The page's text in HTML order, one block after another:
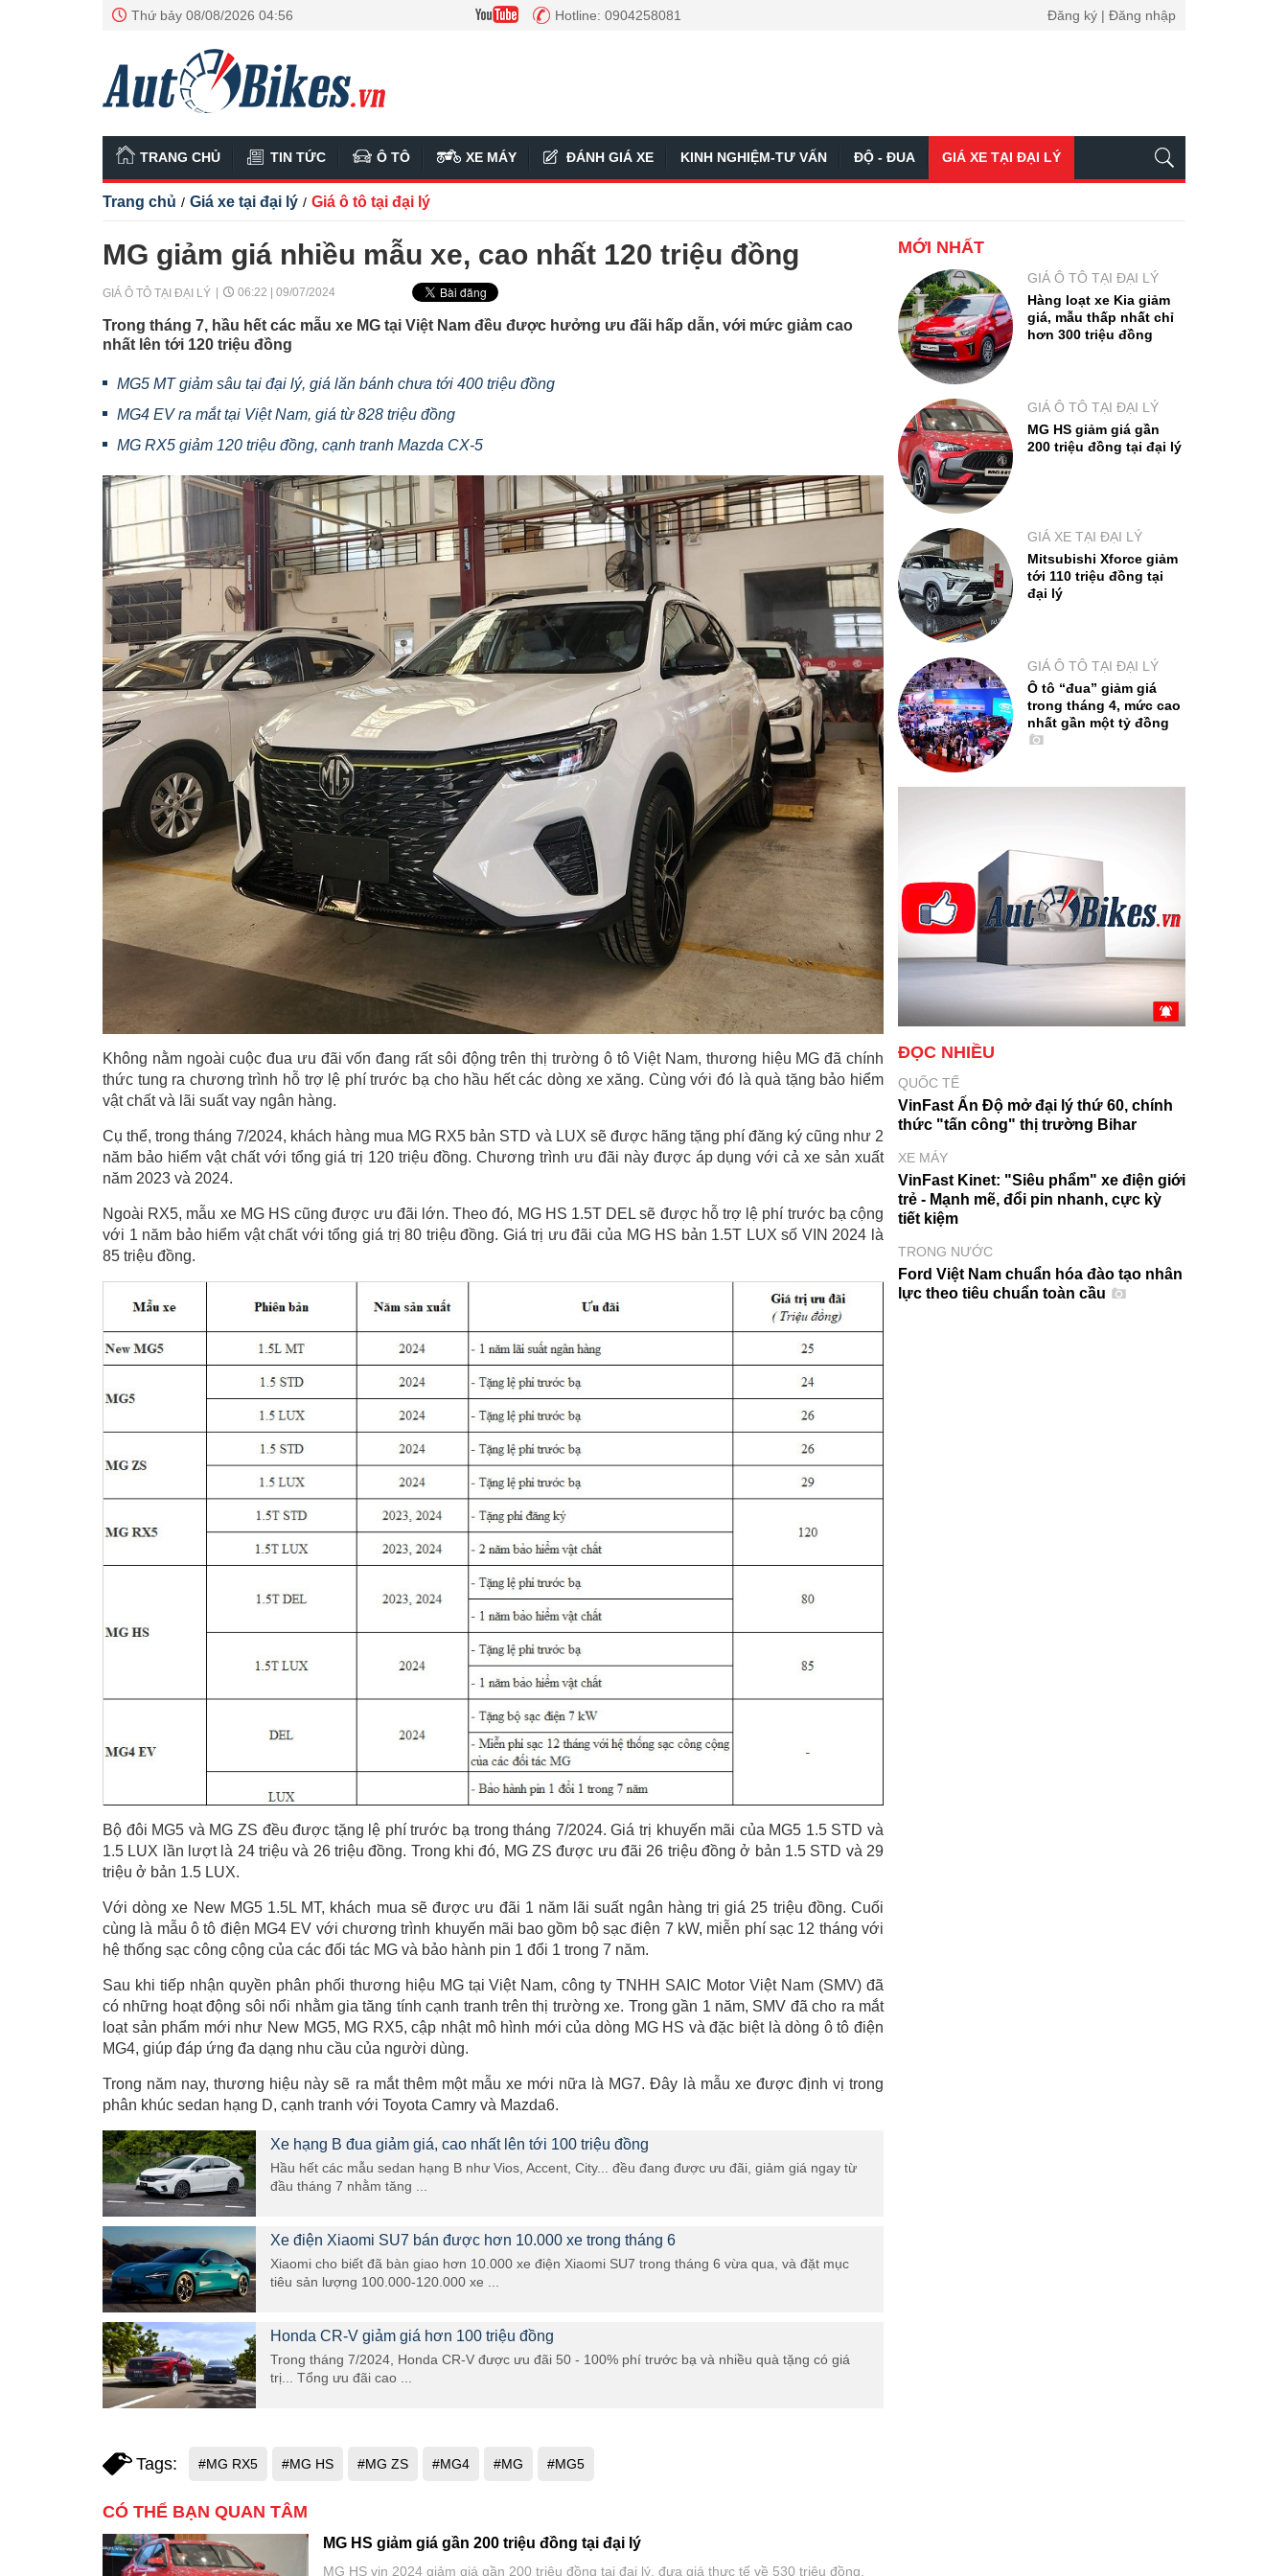
Thứ bảy 08/08/2026 04:56 Hotline: 0904258081 Đăng ký | Đăng nhập
TRANG CHỦ TIN TỨC Ô TÔ XE MÁY ĐÁNH GIÁ XE KINH NGHIỆM-TƯ VẤN ĐỘ - ĐUA GIÁ XE TẠI ĐẠI LÝ
Trang chủ / Giá xe tại đại lý / Giá ô tô tại đại lý
MG giảm giá nhiều mẫu xe, cao nhất 120 triệu đồng
GIÁ Ô TÔ TẠI ĐẠI LÝ 06:22 | 09/07/2024
Trong tháng 7, hầu hết các mẫu xe MG tại Việt Nam đều được hưởng ưu đãi hấp dẫn, với mức giảm cao
nhất lên tới 120 triệu đồng
MG5 MT giảm sâu tại đại lý, giá lăn bánh chưa tới 400 triệu đồng
MG4 EV ra mắt tại Việt Nam, giá từ 828 triệu đồng
MG RX5 giảm 120 triệu đồng, cạnh tranh Mazda CX-5
Không nằm ngoài cuộc đua ưu đãi vốn đang rất sôi động trên thị trường ô tô Việt Nam, thương hiệu MG đã chính
thức tung ra chương trình hỗ trợ lệ phí trước bạ cho hầu hết các dòng xe xăng. Cùng với đó là quà tặng bảo hiểm
vật chất và lãi suất vay ngân hàng.
Cụ thể, trong tháng 7/2024, khách hàng mua MG RX5 bản STD và LUX sẽ được hãng tặng phí đăng ký cũng như 2
năm bảo hiểm vật chất với tổng giá trị 120 triệu đồng. Chương trình ưu đãi này được áp dụng với cả xe sản xuất
năm 2023 và 2024.
Ngoài RX5, mẫu xe MG HS cũng được ưu đãi lớn. Theo đó, MG HS 1.5T DEL sẽ được hỗ trợ lệ phí trước bạ cộng
với 1 năm bảo hiểm vật chất với tổng giá trị 80 triệu đồng. Giá trị ưu đãi của MG HS bản 1.5T LUX số VIN 2024 là
85 triệu đồng.
Bộ đôi MG5 và MG ZS đều được tặng lệ phí trước bạ trong tháng 7/2024. Giá trị khuyến mãi của MG5 1.5 STD và
1.5 LUX lần lượt là 24 triệu và 26 triệu đồng. Trong khi đó, MG ZS được ưu đãi 26 triệu đồng ở bản 1.5 STD và 29
triệu ở bản 1.5 LUX.
Với dòng xe New MG5 1.5L MT, khách mua sẽ được ưu đãi 1 năm lãi suất ngân hàng trị giá 25 triệu đồng. Cuối
cùng là mẫu ô tô điện MG4 EV với chương trình khuyến mãi bao gồm bộ sạc điện 7 kW, miễn phí sạc 12 tháng với
hệ thống sạc công cộng của các đối tác MG và bảo hành pin 1 đổi 1 trong 7 năm.
Sau khi tiếp nhận quyền phân phối thương hiệu MG tại Việt Nam, công ty TNHH SAIC Motor Việt Nam (SMV) đã
có những hoạt động sôi nổi nhằm gia tăng tính cạnh tranh trên thị trường xe. Trong gần 1 năm, SMV đã cho ra mắt
loạt sản phẩm mới như New MG5, MG RX5, cập nhật mô hình mới của dòng MG HS và đặc biệt là dòng ô tô điện
MG4, giúp đáp ứng đa dạng nhu cầu của người dùng.
Trong năm nay, thương hiệu này sẽ ra mắt thêm một mẫu xe mới nữa là MG7. Đây là mẫu xe được định vị trong
phân khúc sedan hạng D, cạnh tranh với Toyota Camry và Mazda6.
Xe hạng B đua giảm giá, cao nhất lên tới 100 triệu đồng
Hầu hết các mẫu sedan hạng B như Vios, Accent, City... đều đang được ưu đãi, giảm giá ngay từ
đầu tháng 7 nhằm tăng ...
Xe điện Xiaomi SU7 bán được hơn 10.000 xe trong tháng 6
Xiaomi cho biết đã bàn giao hơn 10.000 xe điện Xiaomi SU7 trong tháng 6 vừa qua, và đặt mục
tiêu sản lượng 100.000-120.000 xe ...
Honda CR-V giảm giá hơn 100 triệu đồng
Trong tháng 7/2024, Honda CR-V được ưu đãi 50 - 100% phí trước bạ và nhiều quà tặng có giá
trị... Tổng ưu đãi cao ...
Tags: #MG RX5 #MG HS #MG ZS #MG4 #MG #MG5
CÓ THỂ BẠN QUAN TÂM
MG HS giảm giá gần 200 triệu đồng tại đại lý
MG HS vin 2024 giảm giá gần 200 triệu đồng tại đại lý, đưa giá thực tế về 530 triệu đồng,
MỚI NHẤT
GIÁ Ô TÔ TẠI ĐẠI LÝ
Hàng loạt xe Kia giảm
giá, mẫu thấp nhất chỉ
hơn 300 triệu đồng
GIÁ Ô TÔ TẠI ĐẠI LÝ
MG HS giảm giá gần
200 triệu đồng tại đại lý
GIÁ XE TẠI ĐẠI LÝ
Mitsubishi Xforce giảm
tới 110 triệu đồng tại
đại lý
GIÁ Ô TÔ TẠI ĐẠI LÝ
Ô tô “đua” giảm giá
trong tháng 4, mức cao
nhất gần một tỷ đồng
ĐỌC NHIỀU
QUỐC TẾ
VinFast Ấn Độ mở đại lý thứ 60, chính
thức "tấn công" thị trường Bihar
XE MÁY
VinFast Kinet: "Siêu phẩm" xe điện giới
trẻ - Mạnh mẽ, đổi pin nhanh, cực kỳ
tiết kiệm
TRONG NƯỚC
Ford Việt Nam chuẩn hóa đào tạo nhân
lực theo tiêu chuẩn toàn cầu